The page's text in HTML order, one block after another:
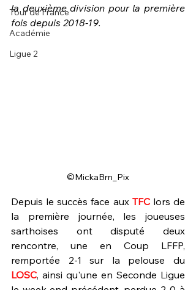
Tour de France
Académie
Ligue 2
la deuxième division pour la première
fois depuis 2018-19.
©MickaBrn_Pix
Depuis le succès face aux TFC lors de
la première journée, les joueuses
sarthoises ont disputé deux
rencontre, une en Coup LFFP,
LOSC, ainsi qu'une en Seconde Ligue